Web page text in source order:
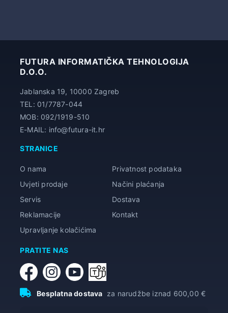
27,78 €
FUTURA INFORMATIČKA TEHNOLOGIJA
D.O.O.
Jablanska 19, 10000 Zagreb
TEL: 01/7787-044
MOB: 092/1919-510
E-MAIL: info@futura-it.hr
STRANICE
O nama
Privatnost podataka
Uvjeti prodaje
Načini plaćanja
Servis
Dostava
Reklamacije
Kontakt
Upravljanje kolačićima
PRATITE NAS
Besplatna dostava za narudžbe iznad 600,00 €